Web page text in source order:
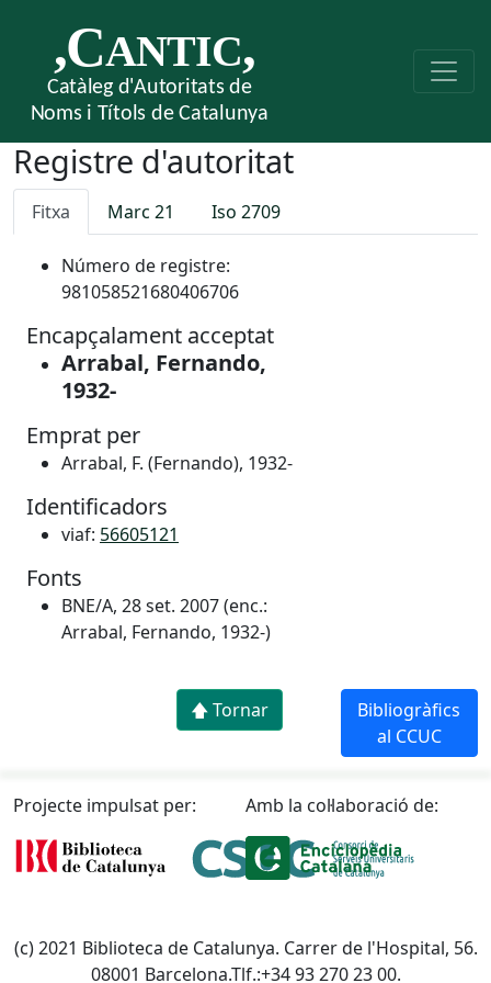
Registre d'autoritat
Fitxa Marc 21 Iso 2709
Número de registre:
981058521680406706
Encapçalament acceptat
Arrabal, Fernando,
1932-
Emprat per
Arrabal, F. (Fernando), 1932-
Identificadors
viaf: 56605121
Fonts
BNE/A, 28 set. 2007 (enc.:
Arrabal, Fernando, 1932-)
🡅 Tornar
Bibliogràfics
al CCUC
Projecte impulsat per: Amb la col·laboració de:
(c) 2021 Biblioteca de Catalunya. Carrer de l'Hospital, 56.
08001 Barcelona.Tlf.:+34 93 270 23 00.